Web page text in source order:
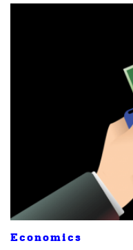
Economics
ค้นหา
SHARE